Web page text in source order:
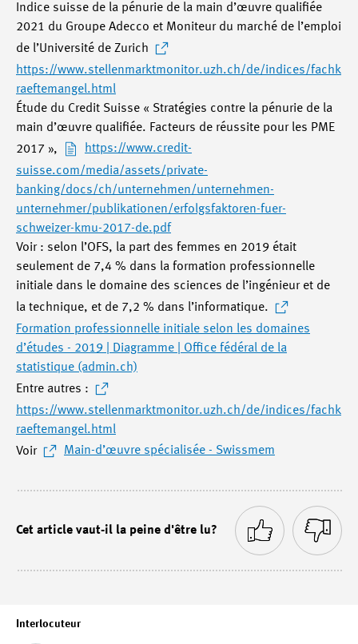
Interlocuteur
Indice suisse de la pénurie de la main d’œuvre qualifiée
2021 du Groupe Adecco et Moniteur du marché de l’emploi
de l’Université de Zurich
https://www.stellenmarktmonitor.uzh.ch/de/indices/fachk
raeftemangel.html
Étude du Credit Suisse « Stratégies contre la pénurie de la
main d’œuvre qualifiée. Facteurs de réussite pour les PME
2017 »,
https://www.credit-
suisse.com/media/assets/private-
banking/docs/ch/unternehmen/unternehmen-
unternehmer/publikationen/erfolgsfaktoren-fuer-
schweizer-kmu-2017-de.pdf
Voir : selon l’OFS, la part des femmes en 2019 était
seulement de 7,4 % dans la formation professionnelle
initiale dans le domaine des sciences de l’ingénieur et de
la technique, et de 7,2 % dans l’informatique.
Formation professionnelle initiale selon les domaines
d’études - 2019 | Diagramme | Office fédéral de la
statistique (admin.ch)
Entre autres :
https://www.stellenmarktmonitor.uzh.ch/de/indices/fachk
raeftemangel.html
Voir
Main-d’œuvre spécialisée - Swissmem
Cet article vaut-il la peine d'être lu?